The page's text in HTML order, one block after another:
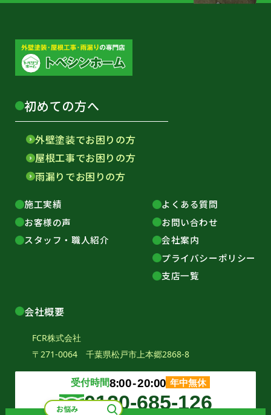
初めての方へ
外壁塗装でお困りの方
屋根工事でお困りの方
雨漏りでお困りの方
施工実績
お客様の声
スタッフ・職人紹介
よくある質問
お問い合わせ
会社案内
プライバシーポリシー
支店一覧
会社概要
FCR株式会社
〒271-0064 千葉県松戸市上本郷2868-8
受付時間8:00‐20:00 年中無休
0120-685-126
お悩みから探す